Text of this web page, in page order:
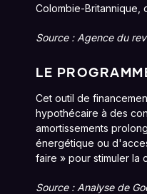
Colombie-Britannique,
Source : Agence du
LE
Cet outil de
hypothécaire à des
amortissements
énergétique ou
faire » pour stimuler la
Source : Analyse de